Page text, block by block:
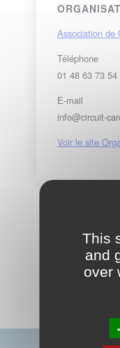
Association de
Téléphone
01 48 63 73 54
E-mail
info@circuit-
Voir le site
Roulage Carole
This
and
over